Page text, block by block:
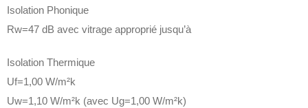
Isolation Phonique
Rw=47 dB avec vitrage approprié jusqu’à
Isolation Thermique
Uf=1,00 W/m²k
Uw=1,10 W/m²k (avec Ug=1,00 W/m²k)